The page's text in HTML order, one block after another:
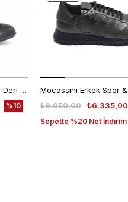
Franceschetti Erkek Hakiki Deri Kauçuk Taban Mavi Spor & Sneaker Ayakkabı
%10
₺6.335,00
₺9.050,00
Sepette %20 Net İndirim